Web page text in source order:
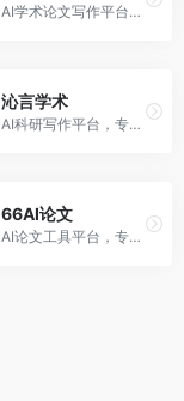
AI学术论文写作平台，专注于理工科领域的逻辑构建。面向理工科研究生和科研工作者，提供公式编辑、数据分析、论文结构优化等服务，理工科写作逻辑严谨。
沁言学术
AI科研写作平台，专注于学术研究辅助。面向研究生和科研工作者，提供文献分析、研究方法指导、论文撰写等服务，学术资源丰富，研究支持全面。
66AI论文
AI论文工具平台，专注于高质量低查重论文生成。面向大学生和研究生，提供论文写作、降重修改等服务，生成内容原创度高，查重率低。